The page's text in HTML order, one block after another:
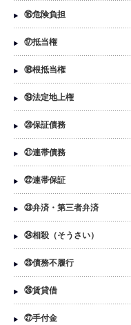
⑯危険負担
⑰抵当権
⑱根抵当権
⑲法定地上権
⑳保証債務
㉑連帯債務
㉒連帯保証
㉓弁済・第三者弁済
㉔相殺（そうさい）
㉕債務不履行
㉖賃貸借
㉗手付金